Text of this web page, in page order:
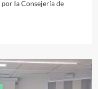
la Consejería de